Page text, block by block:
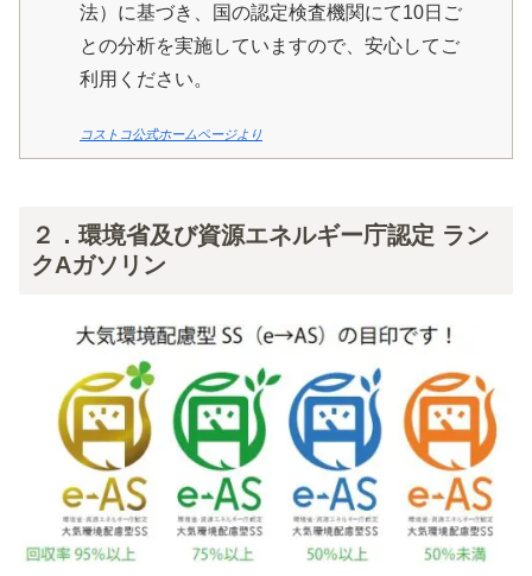
法）に基づき、国の認定検査機関にて10日ご
との分析を実施していますので、安心してご
利用ください。
コストコ公式ホームページより
２．環境省及び資源エネルギー庁認定 ラン
クAガソリン